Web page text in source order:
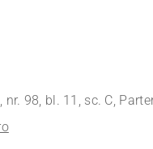
98, bl. 11, sc. C,